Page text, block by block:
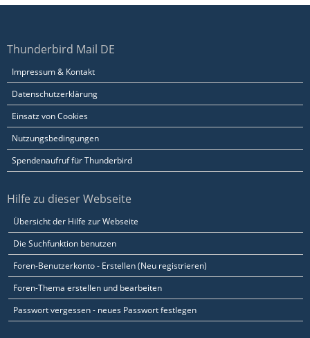
Thunderbird Mail DE
Impressum & Kontakt
Datenschutzerklärung
Einsatz von Cookies
Nutzungsbedingungen
Spendenaufruf für Thunderbird
Hilfe zu dieser Webseite
Übersicht der Hilfe zur Webseite
Die Suchfunktion benutzen
Foren-Benutzerkonto - Erstellen (Neu registrieren)
Foren-Thema erstellen und bearbeiten
Passwort vergessen - neues Passwort festlegen